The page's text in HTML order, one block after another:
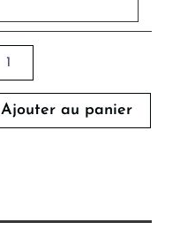
Ajouter au panier